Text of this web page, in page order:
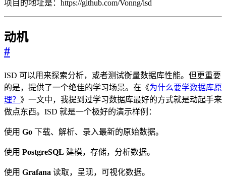
项目的地址是：https://github.com/Vonng/isd
动机
#
ISD 可以用来探索分析，或者测试衡量数据库性能。但更重要
的是，提供了一个绝佳的学习场景。在《为什么要学数据库原
理？ 》一文中，我提到过学习数据库最好的方式就是动起手来
做点东西。ISD 就是一个极好的演示样例：
使用 Go 下载、解析、录入最新的原始数据。
使用 PostgreSQL 建模，存储，分析数据。
使用 Grafana 读取，呈现，可视化数据。